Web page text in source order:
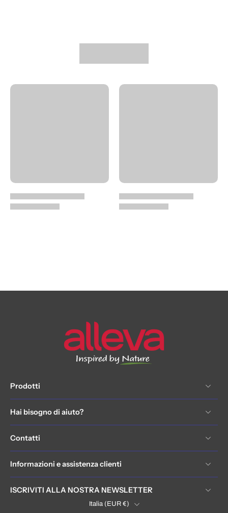
Prodotti
Hai bisogno di aiuto?
Contatti
Informazioni e assistenza clienti
ISCRIVITI ALLA NOSTRA NEWSLETTER
Italia ‎(EUR €)‎